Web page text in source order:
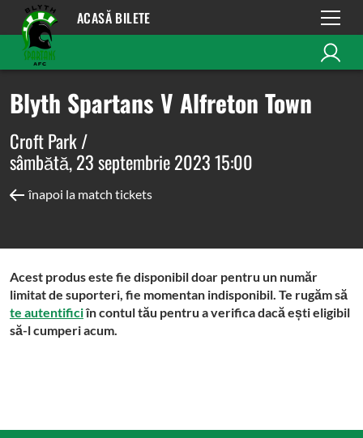
ACASĂ BILETE
Blyth Spartans V Alfreton Town
Croft Park /
sâmbătă, 23 septembrie 2023 15:00
înapoi la match tickets
Acest produs este fie disponibil doar pentru un număr
limitat de suporteri, fie momentan indisponibil. Te rugăm să
te autentificiîn contul tău pentru a verifica dacă ești eligibil
să-l cumperi acum.